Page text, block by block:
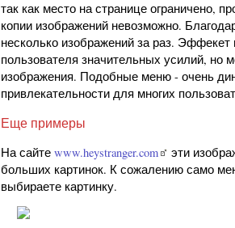
так как место на странице ограничено,
копии изображений невозможно.
несколько изображений за раз. Эффекет
пользователя значительных усилий, но
изображения. Подобные меню - очень
привлекательности для многих
Еще примеры
На сайте www.heystranger.com
эти
больших картинок. К сожалению само
выбираете картинку.